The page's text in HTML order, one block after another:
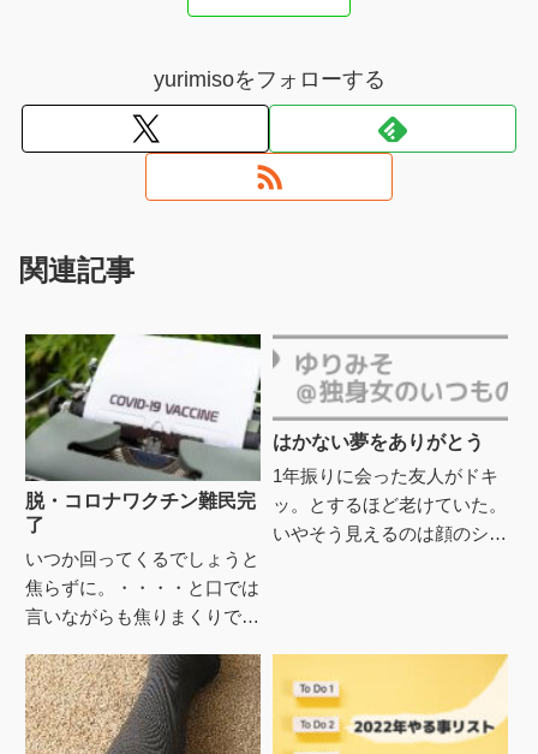
yurimisoをフォローする
関連記事
脱・コロナワクチン難民完
了
いつか回ってくるでしょうと
焦らずに。・・・・と口では
言いながらも焦りまくりで、
また医療機関を検索。「さっ
ぽろ新型コロナウイルス・ワ
クチ...
はかない夢をありがとう
1年振りに会った友人がドキ
ッ。とするほど老けていた。
いやそう見えるのは顔のシワ